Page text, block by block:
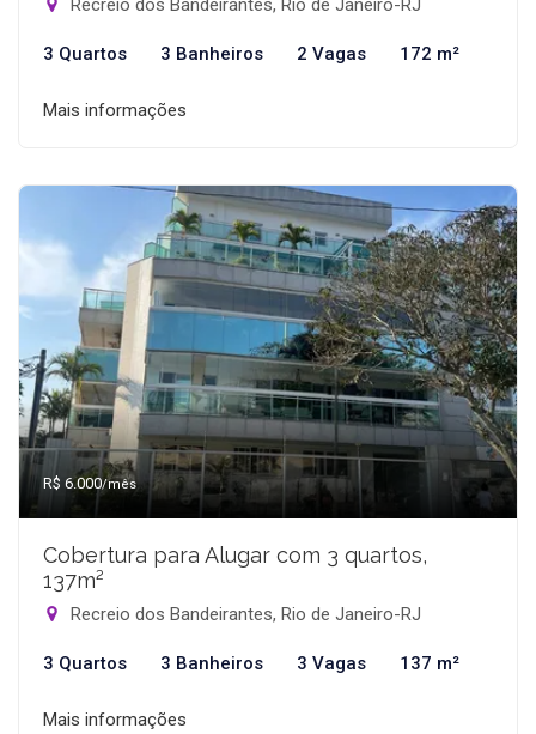
Recreio dos Bandeirantes, Rio de Janeiro-RJ
3 Quartos 3 Banheiros 2 Vagas 172 m²
Mais informações
R$ 6.000/mês
Cobertura para Alugar com 3 quartos,
137m²
Recreio dos Bandeirantes, Rio de Janeiro-RJ
3 Quartos 3 Banheiros 3 Vagas 137 m²
Mais informações